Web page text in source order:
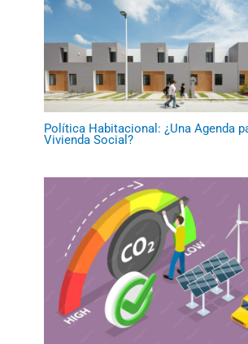
Política Habitacional: ¿Una Agenda
Vivienda Social?